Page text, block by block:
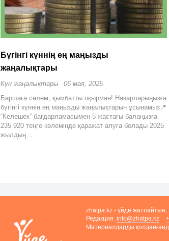
Бүгінгі күннің ең маңызды
жаңалықтары
Күн жаңалықтары
06 мая, 2025
Баршаға сәлем, қымбатты оқырман! Назарларыңызға
бүгінгі күннің ең маңызды жаңалықтарын ұсынамыз📍
“Келешек” бағдарламасымен 5 жастағы балаңызға
235 920 теңге көлемінде қаражат алуға болады 2025
жылдың…
zhatpa.kz - үйде жатпайтын,
Редакция:info@zhatpa.kz
Материалдарды